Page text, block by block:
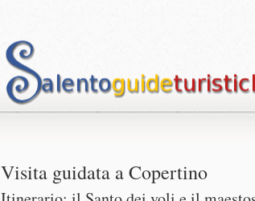
Visita guidata a Copertino